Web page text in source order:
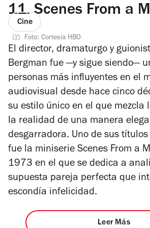
11. Scenes From a
Cine
Foto: Cortesía HBO
El director, dramaturgo y
Bergman fue —y sigue siendo—
personas más influyentes en el
audiovisual desde hace cinco
su estilo único en el que mezcla
la realidad de una manera
desgarradora. Uno de sus
fue la miniserie Scenes From a
1973 en el que se dedica a
supuesta pareja perfecta que
escondía infelicidad.
Leer Más